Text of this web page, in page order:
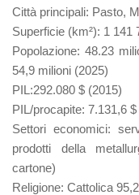
Città principali: Pasto,
Superficie (km²): 1 141
Popolazione: 48.23
54,9 milioni (2025)
PIL :292.080 $ (2015)
PIL/procapite: 7.131,6 $
Settori economici:
prodotti della
cartone)
Religione: Cattolica